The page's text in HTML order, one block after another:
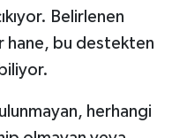
Belirlenen
hane, bu destekten
herhangi